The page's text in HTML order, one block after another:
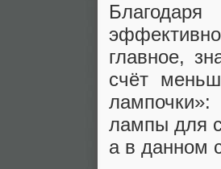
главное,
счёт
лампы для
а в данном